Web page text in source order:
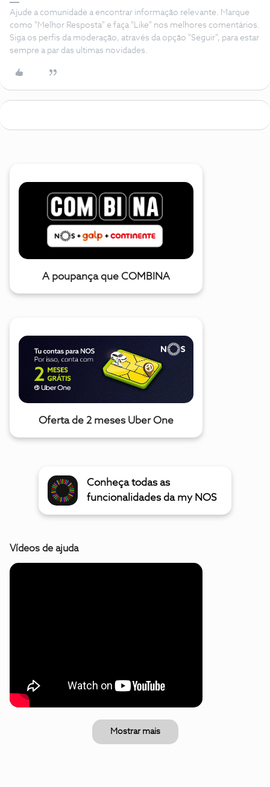
Ajude a comunidade a encontrar informação relevante. Marque
como "Melhor Resposta" e faça "Like" nos melhores comentários.
Siga os perfis da moderação, através da opção "Seguir", para estar
sempre a par das ultimas novidades.
A poupança que COMBINA
Oferta de 2 meses Uber One
Conheça todas as
funcionalidades da my NOS
Vídeos de ajuda
Mostrar mais